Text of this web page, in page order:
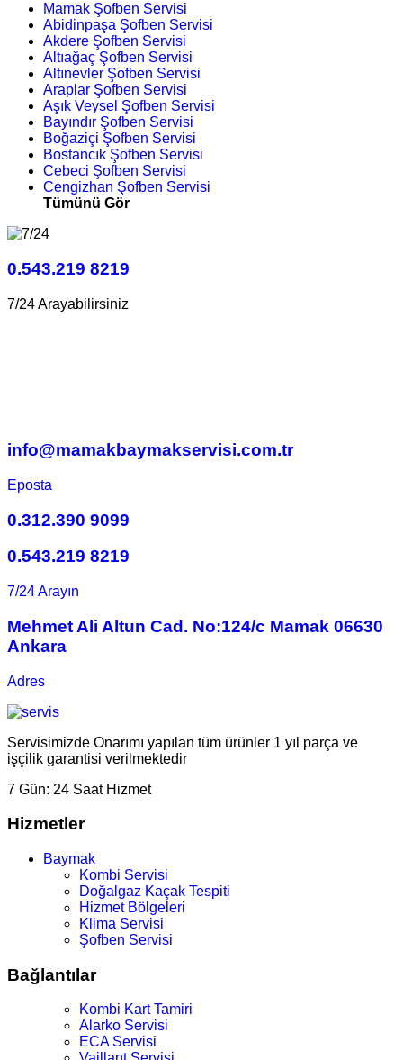
Mamak Şofben Servisi
Abidinpaşa Şofben Servisi
Akdere Şofben Servisi
Altıağaç Şofben Servisi
Altınevler Şofben Servisi
Araplar Şofben Servisi
Aşık Veysel Şofben Servisi
Bayındır Şofben Servisi
Boğaziçi Şofben Servisi
Bostancık Şofben Servisi
Cebeci Şofben Servisi
Cengizhan Şofben Servisi
Tümünü Gör
0.543.219 8219
7/24 Arayabilirsiniz
info@mamakbaymakservisi.com.tr
Eposta
0.312.390 9099
0.543.219 8219
7/24 Arayın
Mehmet Ali Altun Cad. No:124/c Mamak 06630
Ankara
Adres
Servisimizde Onarımı yapılan tüm ürünler 1 yıl parça ve
işçilik garantisi verilmektedir
7 Gün: 24 Saat Hizmet
Hizmetler
Baymak
Kombi Servisi
Doğalgaz Kaçak Tespiti
Hizmet Bölgeleri
Klima Servisi
Şofben Servisi
Bağlantılar
Kombi Kart Tamiri
Alarko Servisi
ECA Servisi